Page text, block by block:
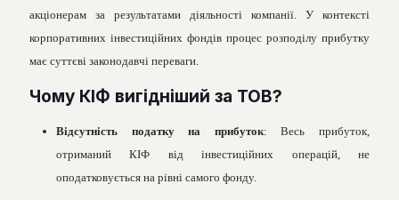
акціонерам за результатами діяльності компанії. У контексті
корпоративних інвестиційних фондів процес розподілу прибутку
має суттєві законодавчі переваги.
Чому КІФ вигідніший за ТОВ?
Відсутність податку на прибуток: Весь прибуток,
отриманий КІФ від інвестиційних операцій, не
оподатковується на рівні самого фонду.